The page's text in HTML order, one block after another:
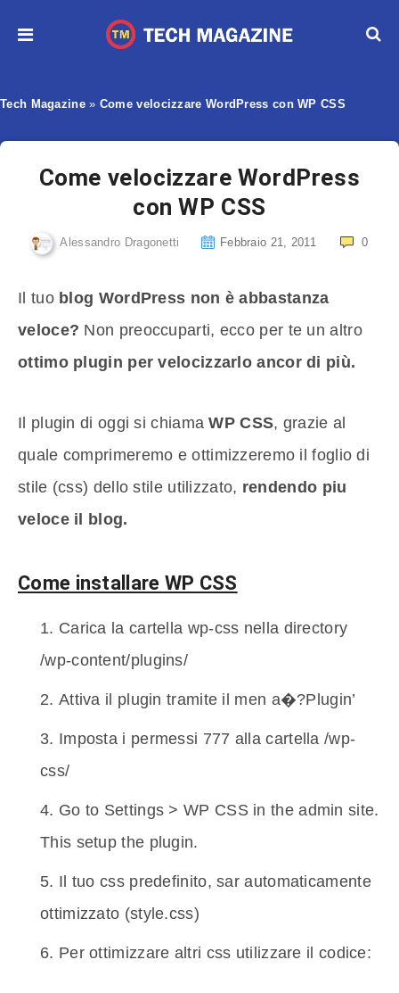
Tech Magazine» Come velocizzare WordPress con WP CSS
Come velocizzare WordPress
con WP CSS
Alessandro Dragonetti Febbraio 21, 2011 0
Il tuo blog WordPress non è abbastanza
veloce? Non preoccuparti, ecco per te un altro
ottimo plugin per velocizzarlo ancor di più.
Il plugin di oggi si chiamaWP CSS, grazie al
quale comprimeremo e ottimizzeremo il foglio di
stile (css) dello stile utilizzato, rendendo piu
veloce il blog.
Come installare WP CSS
Carica la cartella wp-css nella directory
/wp-content/plugins/
Attiva il plugin tramite il men a�?Plugin’
Imposta i permessi 777 alla cartella /wp-
css/
Go to Settings > WP CSS in the admin site.
This setup the plugin.
Il tuo css predefinito, sar automaticamente
ottimizzato (style.css)
Per ottimizzare altri css utilizzare il codice: